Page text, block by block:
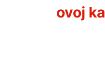
ovoj